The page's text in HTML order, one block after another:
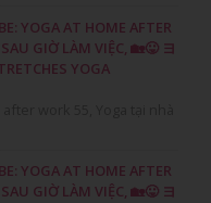
YOGA AT HOME AFTER
GIỜ LÀM VIỆC, 🏡😛 ヨ
YOGA
YOGA AT HOME AFTER
GIỜ LÀM VIỆC, 🏡😛 ヨ